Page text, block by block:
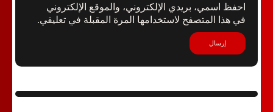
احفظ اسمي، بريدي الإلكتروني، والموقع الإلكتروني
في هذا المتصفح لاستخدامها المرة المقبلة في تعليقي.